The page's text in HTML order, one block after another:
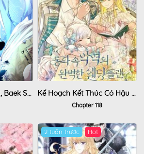
Giảng Sư Đứng Đầu, Baek Sư Phụ Kế Hoạch Kết Thúc Có Hậu Cho Nhân Vật Phản Diện
Chapter 118
2 tuần trước Hot